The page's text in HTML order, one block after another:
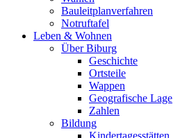
Bauleitplanverfahren
Notruftafel
Leben & Wohnen
Über Biburg
Geschichte
Ortsteile
Wappen
Geografische Lage
Zahlen
Bildung
Kindertagesstätten